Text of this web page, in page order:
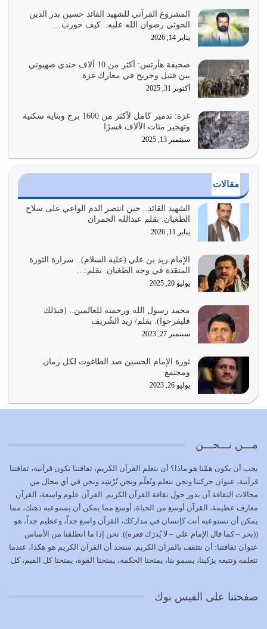
يوليو 27, 2026
عندما يكون عدوك هو عدو الله معناه أن تكون نقاط الضعف
فيه كثيرة وسينصرك الله عليه إذا…
يوليو 26, 2026
أراد الله لهذه الأمة ان تكون خير امة أخرجت للناس بالنهوض
بالأمر بالمعروف والنهي عن…
يوليو 25, 2026
الدين الذي شرعه الله لا يجوز أن يخضع لآرائنا وأهوائنا
أي أمة تتفرق في الدين وتتفرق في كيانها معناه أنها أصبحت
أمة عاجزة عن النهوض…
يوليو 23, 2026
بحبل الله جميعاً وليس كل…
يوليو 22, 2026
يشاء ويذل من يشاء
يوليو 21, 2026
كل زمان…
يوليو 19, 2026
الوظيفة عبارة عن مسؤولية يجب النهوض بها كما ينبغي لكي
وَالْمُنْفِقِينَ…
يوليو 17, 2026
الاعتصام بحبل الله أمر إلهي للمؤمنين وهو بمثابة سبب بينهم
وبين الله يترتب عليه النصر…
يوليو 16, 2026
إما أن نحاول أن نكون من أولياء الله فيتم على أيدينا ضرب
يوليو 15, 2026
المشروع القرآني للشهيد القائد حسين بدر الدين
الحوثي رضوان الله عليه.. كيف حورب…
يناير 14, 2026
صحيفة هآرتس: أكثر من 10 آلاف جندي صهيوني
بين قتيل وجريح في معارك غزة
أكتوبر 31, 2025
غزة: تدمير كامل لأكثر من 1600 برج وبناية سكنية
وتهجير مئات الآلاف قسرًا
سبتمبر 13, 2025
مقالات
الشهيد القائد.. حين انتصر الدم الواعي على سلاح
الطغيان: بقلم عبدالله الحمران
يناير 11, 2026
الإمام زيد بن علي (عليه السلام).. شرارة الثورة
المتقدة في وجه الطغيان. بقلم:…
يوليو 20, 2025
محمد رسول الله ورحمته للعالمين.. (فبذلك
فليفرحوا). بقلم/ زيد الشُريف
سبتمبر 27, 2023
ثورة الإمام الحسين ضد الطاغوت لكل زمان
ومجتمع
يوليو 26, 2023
مـــن نـــحـــن
يجب أن يكون همّنا هو ماذا؟ أن نتعلم القرآن الكريم، ثقافتنا تكون قرآنية، ثقافتنا
قرآنية، عنوان حركتنا ونحن نتعلم ونُعلّم ونحن نُرْشِد ونحن في أي مجال من
مجالات الثقافة أن ندور حول ثقافة القرآن الكريم. القرآن علوم واسعة، القرآن
معارف عظيمة، القرآن أوسع من الحياة، أوسع مما يمكن أن يستوعبه ذهنك، مما
يمكن أن تستوعبه أنت كإنسان في مداركك، القرآن واسع جداً، وعظيم جداً، هو
((بحر – كما قال الإمام علي – لا يُدرَك قعره)). نحن إذا ما انطلقنا من الأساس
عنوان ثقافتنا: أن نتثقف بالقرآن الكريم. سنجد أن القرآن الكريم هو هكذا، عندما
نتعلمه ونتبعه يزكينا، يسمو بنا، يمنحنا الحكمة، يمنحنا القوة، يمنحنا كل القيم، كل
بمستوى أن نثقف الآخرين بالقرآن الكريم، وأن نتثقف بثقافة القرآن الكريم
صفحتنا على الفيس بوك